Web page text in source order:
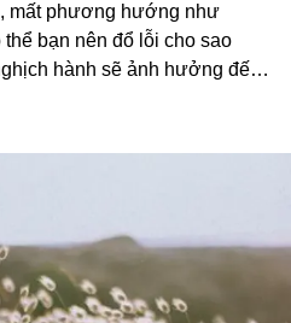
mất phương hướng như
bạn nên đổ lỗi cho sao
hành sẽ ảnh hưởng đến
hơn dành cho 12 cung